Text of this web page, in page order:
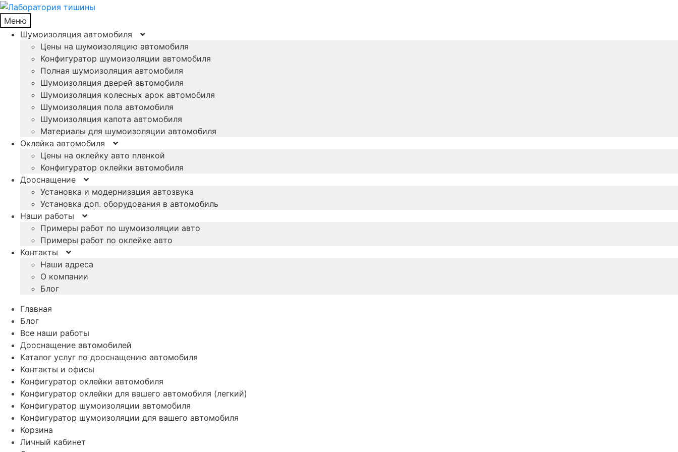
Меню
Шумоизоляция автомобиля
Цены на шумоизоляцию автомобиля
Конфигуратор шумоизоляции автомобиля
Полная шумоизоляция автомобиля
Шумоизоляция дверей автомобиля
Шумоизоляция колесных арок автомобиля
Шумоизоляция пола автомобиля
Шумоизоляция капота автомобиля
Материалы для шумоизоляции автомобиля
Оклейка автомобиля
Цены на оклейку авто пленкой
Конфигуратор оклейки автомобиля
Дооснащение
Установка и модернизация автозвука
Установка доп. оборудования в автомобиль
Наши работы
Примеры работ по шумоизоляции авто
Примеры работ по оклейке авто
Контакты
Наши адреса
О компании
Блог
Главная
Блог
Все наши работы
Дооснащение автомобилей
Каталог услуг по дооснащению автомобиля
Контакты и офисы
Конфигуратор оклейки автомобиля
Конфигуратор оклейки для вашего автомобиля (легкий)
Конфигуратор шумоизоляции автомобиля
Конфигуратор шумоизоляции для вашего автомобиля
Корзина
Личный кабинет